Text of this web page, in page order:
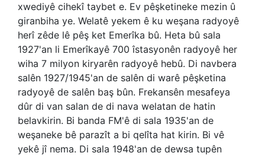
xwediyê cihekî taybet e. Ev pêşketineke mezin û
giranbiha ye. Welatê yekem ê ku weşana radyoyê
herî zêde lê pêş ket Emerîka bû. Heta bû sala
1927'an li Emerîkayê 700 îstasyonên radyoyê her
wiha 7 milyon kiryarên radyoyê hebû. Di navbera
salên 1927/1945'an de salên di warê pêşketina
radyoyê de salên baş bûn. Frekansên mesafeya
dûr di van salan de di nava welatan de hatin
belavkirin. Bi banda FM'ê di sala 1935'an de
weşaneke bê parazît a bi qelîta hat kirin. Bi vê
yekê jî nema. Di sala 1948'an de dewsa tupên